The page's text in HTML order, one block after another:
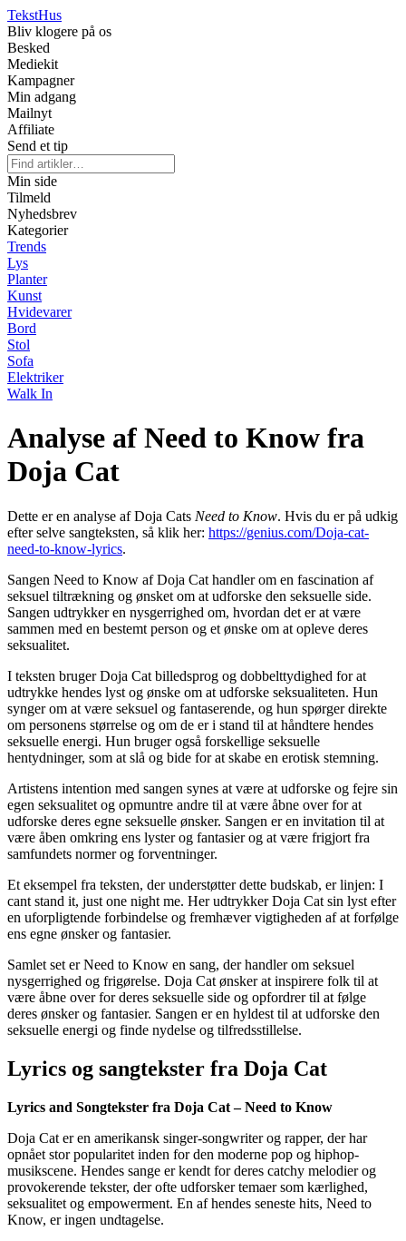
TekstHus
Bliv klogere på os
Besked
Mediekit
Kampagner
Min adgang
Mailnyt
Affiliate
Send et tip
Min side
Tilmeld
Nyhedsbrev
Kategorier
Trends
Lys
Planter
Kunst
Hvidevarer
Bord
Stol
Sofa
Elektriker
Walk In
Analyse af Need to Know fra
Doja Cat
Dette er en analyse af Doja Cats Need to Know. Hvis du er på udkig
efter selve sangteksten, så klik her: https://genius.com/Doja-cat-
need-to-know-lyrics.
Sangen Need to Know af Doja Cat handler om en fascination af
seksuel tiltrækning og ønsket om at udforske den seksuelle side.
Sangen udtrykker en nysgerrighed om, hvordan det er at være
sammen med en bestemt person og et ønske om at opleve deres
seksualitet.
I teksten bruger Doja Cat billedsprog og dobbelttydighed for at
udtrykke hendes lyst og ønske om at udforske seksualiteten. Hun
synger om at være seksuel og fantaserende, og hun spørger direkte
om personens størrelse og om de er i stand til at håndtere hendes
seksuelle energi. Hun bruger også forskellige seksuelle
hentydninger, som at slå og bide for at skabe en erotisk stemning.
Artistens intention med sangen synes at være at udforske og fejre sin
egen seksualitet og opmuntre andre til at være åbne over for at
udforske deres egne seksuelle ønsker. Sangen er en invitation til at
være åben omkring ens lyster og fantasier og at være frigjort fra
samfundets normer og forventninger.
Et eksempel fra teksten, der understøtter dette budskab, er linjen: I
cant stand it, just one night me. Her udtrykker Doja Cat sin lyst efter
en uforpligtende forbindelse og fremhæver vigtigheden af at forfølge
ens egne ønsker og fantasier.
Samlet set er Need to Know en sang, der handler om seksuel
nysgerrighed og frigørelse. Doja Cat ønsker at inspirere folk til at
være åbne over for deres seksuelle side og opfordrer til at følge
deres ønsker og fantasier. Sangen er en hyldest til at udforske den
seksuelle energi og finde nydelse og tilfredsstillelse.
Lyrics og sangtekster fra Doja Cat
Lyrics and Songtekster fra Doja Cat – Need to Know
Doja Cat er en amerikansk singer-songwriter og rapper, der har
opnået stor popularitet inden for den moderne pop og hiphop-
musikscene. Hendes sange er kendt for deres catchy melodier og
provokerende tekster, der ofte udforsker temaer som kærlighed,
seksualitet og empowerment. En af hendes seneste hits, Need to
Know, er ingen undtagelse.